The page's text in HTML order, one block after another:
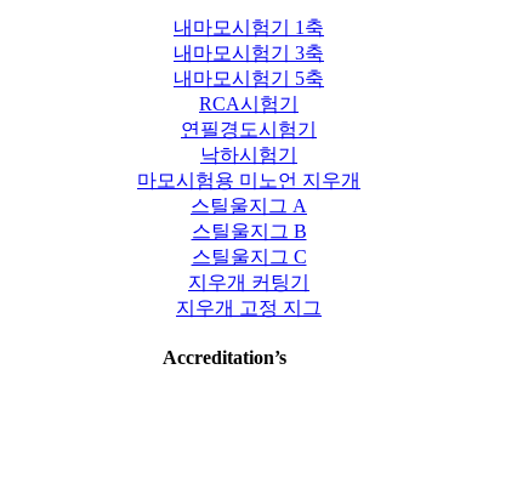
내마모시험기 1축
내마모시험기 3축
내마모시험기 5축
RCA시험기
연필경도시험기
낙하시험기
마모시험용 미노언 지우개
스틸울지그 A
스틸울지그 B
스틸울지그 C
지우개 커팅기
지우개 고정 지그
Accreditation’s